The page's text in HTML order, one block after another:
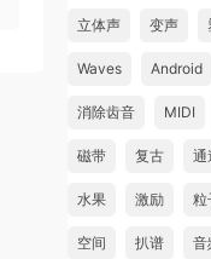
立体声 变声
Waves Android
消除齿音 MIDI
磁带 复古 通
水果 激励 粒
空间 扒谱 音